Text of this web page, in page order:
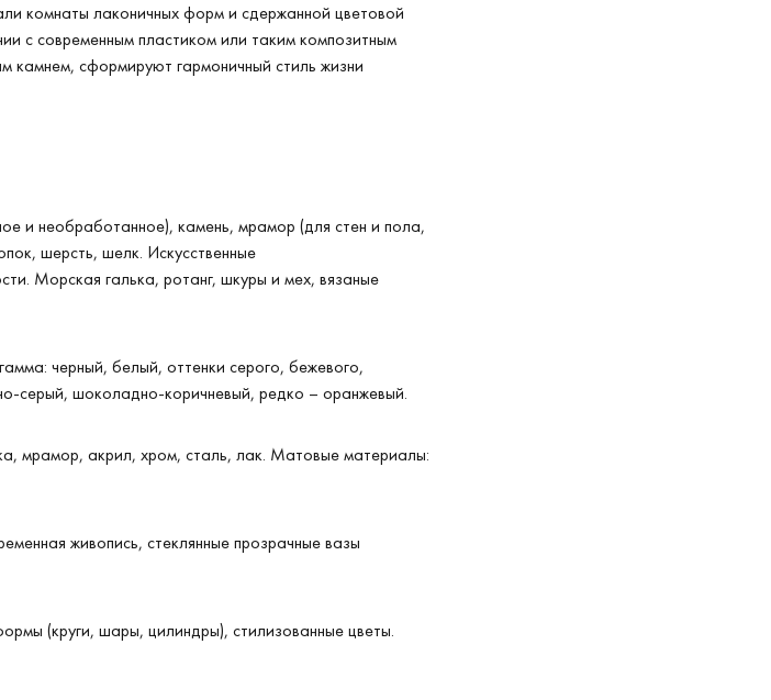
комнаты лаконичных форм и сдержанной цветовой
с современным пластиком или таким композитным
камнем, сформируют гармоничный стиль жизни
и необработанное), камень, мрамор (для стен и пола,
шерсть, шелк. Искусственные
Морская галька, ротанг, шкуры и мех, вязаные
черный, белый, оттенки серого, бежевого,
серый, шоколадно-коричневый, редко – оранжевый.
мрамор, акрил, хром, сталь, лак. Матовые материалы:
живопись, стеклянные прозрачные вазы
(круги, шары, цилиндры), стилизованные цветы.